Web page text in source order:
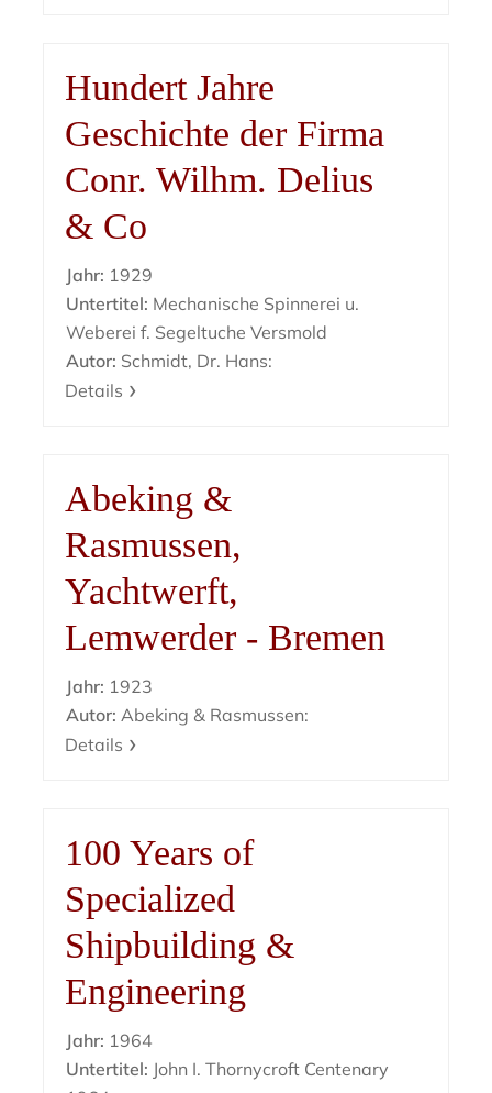
Hundert Jahre
Geschichte der Firma
Conr. Wilhm. Delius
& Co
Jahr: 1929
Untertitel: Mechanische Spinnerei u.
Weberei f. Segeltuche Versmold
Autor: Schmidt, Dr. Hans:
Details
Abeking &
Rasmussen,
Yachtwerft,
Lemwerder - Bremen
Jahr: 1923
Autor: Abeking & Rasmussen:
Details
100 Years of
Specialized
Shipbuilding &
Engineering
Jahr: 1964
Untertitel: John I. Thornycroft Centenary